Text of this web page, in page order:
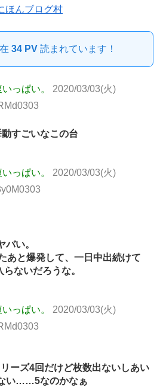
ほんブログ村
34 PV 読まれています！
っぱい。
2020/03/03(火)
すごいなこの台
っぱい。
2020/03/03(火)
バい。
あと爆発して、一日中出続けて
ないだろうな。
っぱい。
2020/03/03(火)
ーズ4回だけど枚数出ないしあい
い……5なのかなぁ